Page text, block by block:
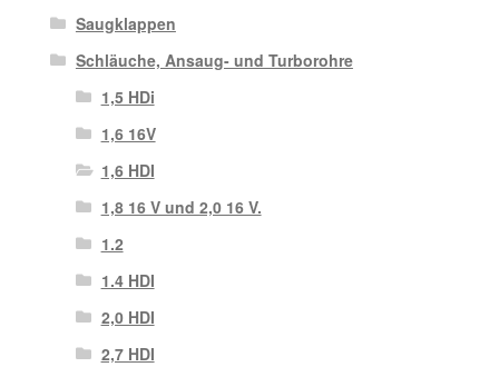
Saugklappen
Schläuche, Ansaug- und Turborohre
1,5 HDi
1,6 16V
1,6 HDI
1,8 16 V und 2,0 16 V.
1.2
1.4 HDI
2,0 HDI
2,7 HDI